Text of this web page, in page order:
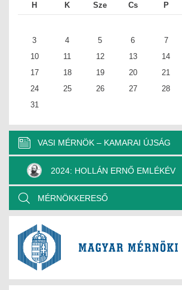
H K Sze Cs P
3
4 5 6 7
10
11 12 13 14
17
18 19 20 21
24
25 26 27 28
31
VASI MÉRNÖK – KAMARAI ÚJSÁG
2024: HOLLÁN ERNŐ EMLÉKÉV
MÉRNÖKKERESŐ